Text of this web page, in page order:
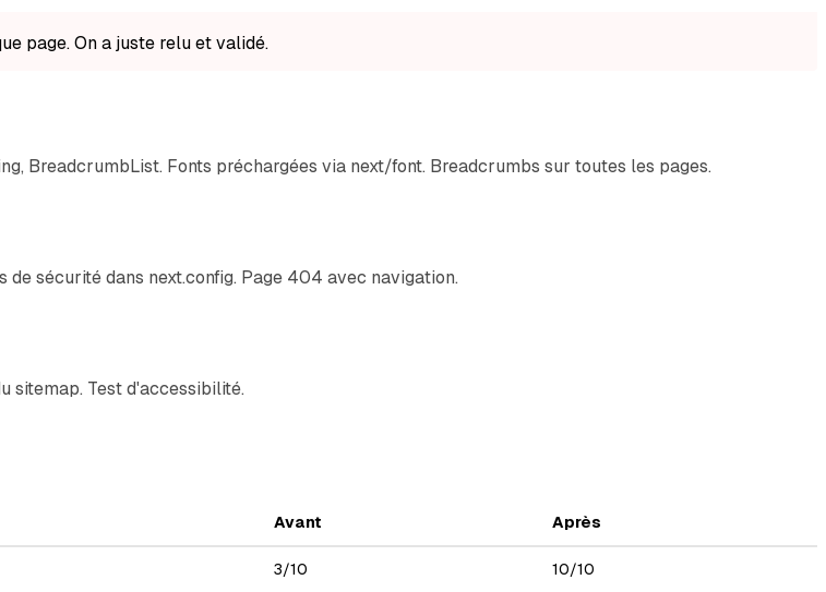
page. On a juste relu et validé.
BreadcrumbList. Fonts préchargées via next/font. Breadcrumbs sur toutes les pages.
sécurité dans next.config. Page 404 avec navigation.
sitemap. Test d'accessibilité.
Avant Après
3/10 10/10